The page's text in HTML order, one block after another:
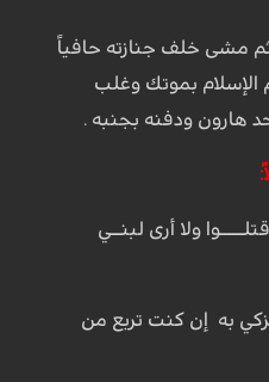
ثم مشى خلف جنازته حافياً
الإسلام بموتك وغلب
هارون ودفنه بجنبه .
ولا أرى لبنــي
به إن كنت تربع من